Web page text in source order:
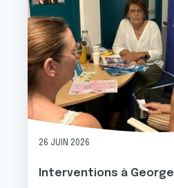
26 JUIN 2026
Interventions à